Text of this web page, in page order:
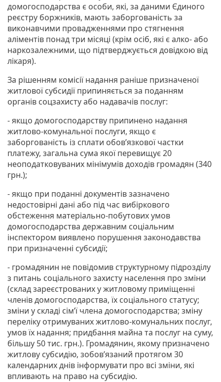
домогосподарства є особи, які, за даними Єдиного
реєстру боржників, мають заборгованість за
виконавчими провадженнями про стягнення
аліментів понад три місяці (крім осіб, які є алко- або
наркозалежними, що підтверджується довідкою від
лікаря).
За рішенням комісії надання раніше призначеної
житлової субсидії припиняється за поданням
органів соцзахисту або надавачів послуг:
- якщо домогосподарству припинено надання
житлово-комунальної послуги, якщо є
заборгованість із сплати обов’язкової частки
платежу, загальна сума якої перевищує 20
неоподатковуваних мінімумів доходів громадян (340
грн.);
- якщо при поданні документів зазначено
недостовірні дані або під час вибіркового
обстеження матеріально-побутових умов
домогосподарства державним соціальним
інспектором виявлено порушення законодавства
при призначенні субсидії;
- громадянин не повідомив структурному підрозділу
з питань соціального захисту населення про зміни
(склад зареєстрованих у житловому приміщенні
членів домогосподарства, їх соціального статусу;
зміни у складі сім’ї члена домогосподарства; зміну
переліку отримуваних житлово-комунальних послуг,
умов їх надання; придбання майна та послуг на суму,
більшу 50 тис. грн.). Громадянин, якому призначено
житлову субсидію, зобов’язаний протягом 30
календарних днів інформувати про всі зміни, які
впливають на право на субсидію.